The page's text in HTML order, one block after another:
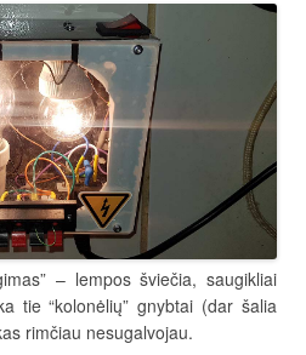
– lempos šviečia, saugikliai
tie “kolonėlių” gnybtai (dar šalia
rimčiau nesugalvojau.